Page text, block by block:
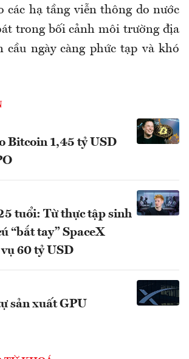
các hạ tầng viễn thông do nước
trong bối cảnh môi trường địa
ngày càng phức tạp và khó
Bitcoin 1,45 tỷ USD
tuổi: Từ thực tập sinh
“bắt tay” SpaceX
60 tỷ USD
sản xuất GPU